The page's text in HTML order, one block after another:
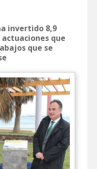
invertido 8,9
que
que se